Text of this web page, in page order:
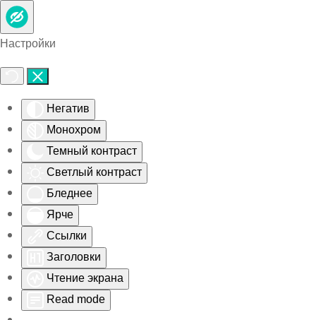
Настройки
Негатив
Монохром
Темный контраст
Светлый контраст
Бледнее
Ярче
Ссылки
Заголовки
Чтение экрана
Read mode
Skip to main content